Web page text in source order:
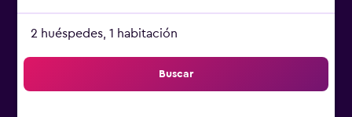
2 huéspedes, 1 habitación
Buscar